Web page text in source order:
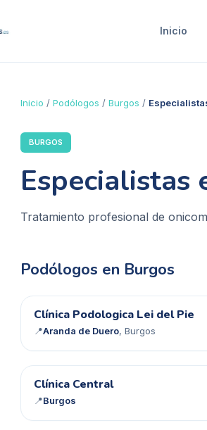
Inicio
Inicio / Podólogos / Burgos /
BURGOS
Especialistas
Tratamiento profesional de
Podólogos en Burgos
CP
Clínica Podologica Lei del Pie
📍Aranda de Duero, Burgos
CC
Clínica Central
📍Burgos